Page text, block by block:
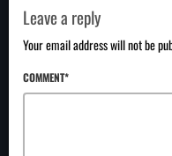
Leave a reply
Your email address will not be
COMMENT*